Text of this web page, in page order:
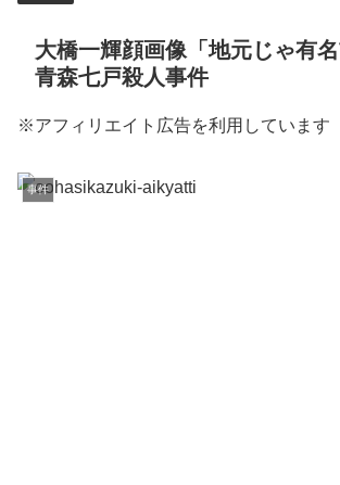
大橋一輝顔画像「地元じゃ有名
青森七戸殺人事件
※アフィリエイト広告を利用しています
事件